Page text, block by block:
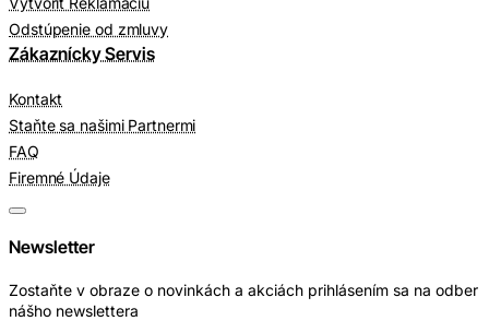
Odstúpenie od zmluvy
Zákaznícky Servis
Kontakt
Staňte sa našimi Partnermi
FAQ
Firemné Údaje
Newsletter
Zostaňte v obraze o novinkách a akciách prihlásením sa na odber
nášho newslettera